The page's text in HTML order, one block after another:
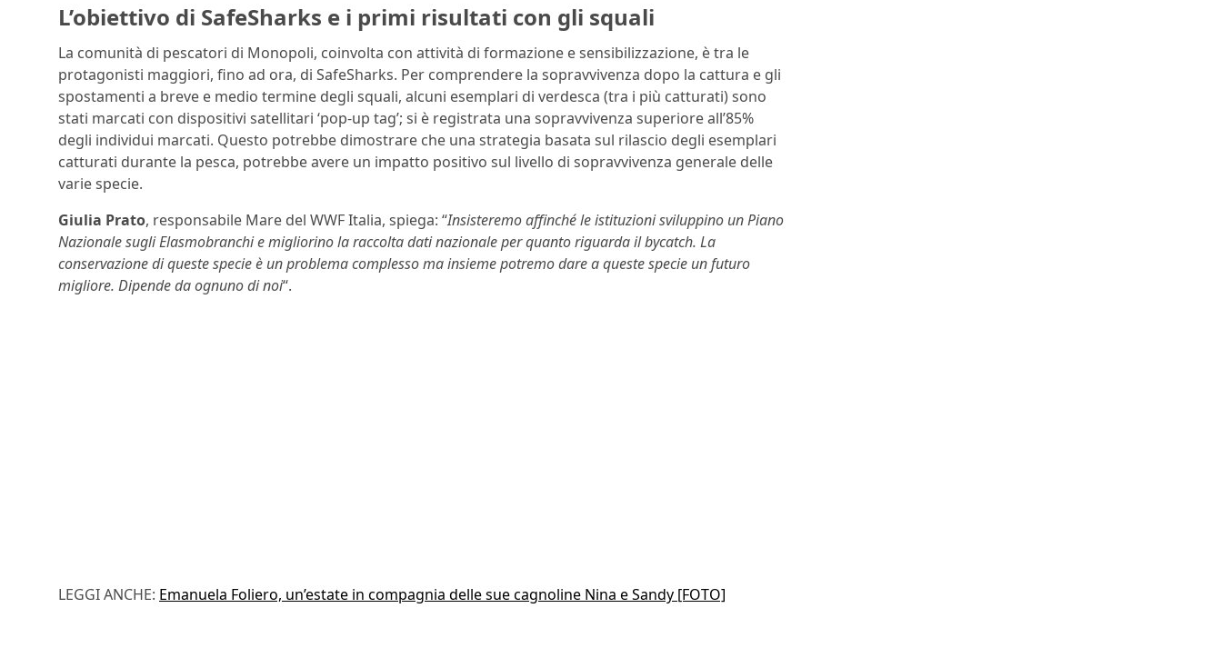
L’obiettivo di SafeSharks e i primi risultati con gli squali
La comunità di pescatori di Monopoli, coinvolta con attività di formazione e sensibilizzazione, è tra le
protagonisti maggiori, fino ad ora, di SafeSharks. Per comprendere la sopravvivenza dopo la cattura e gli
spostamenti a breve e medio termine degli squali, alcuni esemplari di verdesca (tra i più catturati) sono
stati marcati con dispositivi satellitari ‘pop-up tag’; si è registrata una sopravvivenza superiore all’85%
degli individui marcati. Questo potrebbe dimostrare che una strategia basata sul rilascio degli esemplari
catturati durante la pesca, potrebbe avere un impatto positivo sul livello di sopravvivenza generale delle
varie specie.
Giulia Prato, responsabile Mare del WWF Italia, spiega: “Insisteremo affinché le istituzioni sviluppino un Piano
Nazionale sugli Elasmobranchi e migliorino la raccolta dati nazionale per quanto riguarda il bycatch. La
conservazione di queste specie è un problema complesso ma insieme potremo dare a queste specie un futuro
migliore. Dipende da ognuno di noi“.
LEGGI ANCHE: Emanuela Foliero, un’estate in compagnia delle sue cagnoline Nina e Sandy [FOTO]